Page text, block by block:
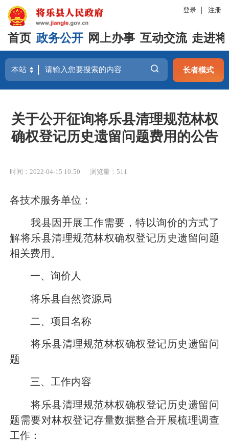
登录 注册
首页 政务公开 网上办事 互动交流 走进
长者模式
关于公开征询将乐县清理规范林权
确权登记历史遗留问题费用的公告
时间：2022-04-15 10:50 浏览量：511
各技术服务单位：
我县因开展工作需要，特以询价的方式了
解将乐县清理规范林权确权登记历史遗留问题
相关费用。
一、询价人
将乐县自然资源局
二、项目名称
将乐县清理规范林权确权登记历史遗留问
题
三、工作内容
将乐县清理规范林权确权登记历史遗留问
题需要对林权登记存量数据整合开展梳理调查
工作：